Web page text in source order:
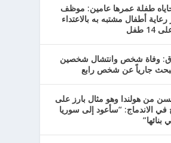
طفلة عمرها عامين: موظف
أطفال مشتبه به بالاعتداء
طفل
وفاة شخص وانتشال شخصين
جارياً عن شخص رابع
من هولندا وهو مثال بارز على
الاندماج: “سأعود إلى سوريا